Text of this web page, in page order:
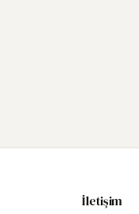
İletişim